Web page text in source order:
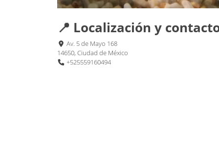
📍 Localización y
Av. 5 de Mayo 168
14650, Ciudad de México
+525559160494